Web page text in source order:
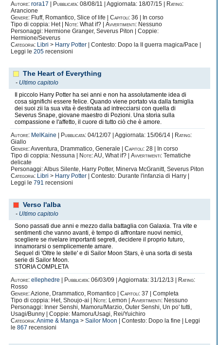
Autore: rora17 Pubblicata: 08/08/11 | Aggiornata: 18/07/15 |
Rating:
Arancione
Genere: Fluff, Romantico, Slice of life | Capitoli: 36 | In corso
Tipo di coppia: Het |
Note: What if? | Avvertimenti: Nessuno
Personaggi: Hermione Granger, Severus Piton | Coppie:
Hermione/Severus
Categoria: Libri > Harry Potter | Contesto: Dopo la II guerra magica/Pace |
Leggi le 205 recensioni
The Heart of Everything
- Ultimo capitolo
Il piccolo Harry Potter ha sei anni e non ha assolutamente idea di
cosa significhi essere felice. Quando viene portato via dalla famiglia
dei suoi zii la sua vita è destinata ad intrecciarsi con quella di
Severus Snape, giovane maestro di Pozioni. Una storia sulla
compassione e l'affetto, il cuore di tutto ciò che è amore.
Autore: MelKaine Pubblicata: 04/12/07 | Aggiornata: 15/06/14 |
Rating:
Giallo
Genere:Avventura, Drammatico, Generale | Capitoli: 28 | In corso
Tipo di coppia: Nessuna |
Note:AU, What if? | Avvertimenti: Tematiche
delicate
Personaggi: Albus Silente, Harry Potter, Minerva McGranitt, Severus Piton
Categoria: Libri > Harry Potter | Contesto: Durante l'infanzia di Harry |
Leggi le 791 recensioni
Verso l'alba
- Ultimo capitolo
Sono passati due anni e mezzo dalla battaglia con Galaxia. Tra vite e
sentimenti che vanno avanti, è tempo di affrontare nuovi nemici,
scegliere se rivelare importanti segreti, decidere il proprio futuro,
innamorarsi o semplicemente amare.
Sequel di 'Oltre le stelle' e di Sailor Moon Stars, è una sorta di sesta
serie di Sailor Moon.
STORIA COMPLETA
Autore: ellephedre Pubblicata: 06/03/09 | Aggiornata: 31/12/13 |
Rating:
Rosso
Genere:Azione, Drammatico, Romantico | Capitoli: 37 | Completa
Tipo di coppia: Het, Shoujo-ai |
Note: Lemon | Avvertimenti: Nessuno
Personaggi: Inner Senshi, Mamoru/Marzio, Outer Senshi, Un po' tutti,
Usagi/Bunny | Coppie: Mamoru/Usagi, Rei/Yuichiro
Categoria:Anime & Manga > Sailor Moon | Contesto: Dopo la fine | Leggi
le 867 recensioni